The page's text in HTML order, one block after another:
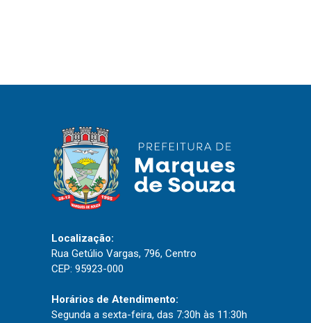
Localização:
Rua Getúlio Vargas, 796, Centro
CEP: 95923-000
Horários de Atendimento:
Segunda a sexta-feira, das 7:30h às 11:30h